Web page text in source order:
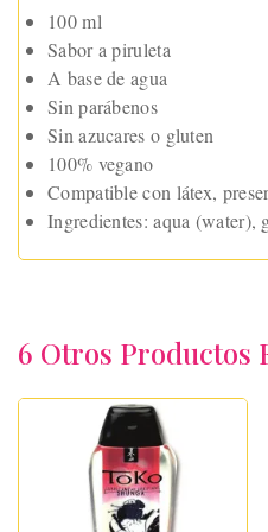
100 ml
Sabor a piruleta
A base de agua
Sin parábenos
Sin azucares o gluten
100% vegano
Compatible con látex,
Ingredientes: aqua (water),
6 Otros Productos